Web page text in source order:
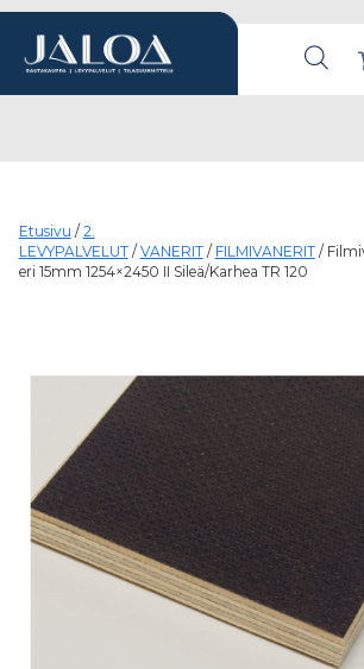
Products
Päävalikko
Etusivu / 2.
LEVYPALVELUT/ VANERIT/ FILMIVANERIT/
eri 15mm 1254×2450 II Sileä/Karhea TR 120